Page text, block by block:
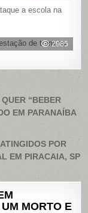
a escola na
2985
de trem no
“BEBER
EM PARANAÍBA
POR
EM PIRACAIA, SP
MORTO E